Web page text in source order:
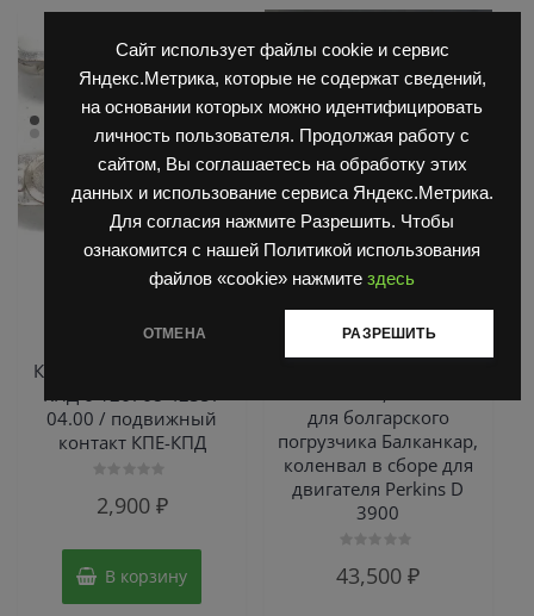
Сайт использует файлы cookie и сервис
Яндекс.Метрика, которые не содержат сведений,
на основании которых можно идентифицировать
личность пользователя. Продолжая работу с
сайтом, Вы соглашаетесь на обработку этих
данных и использование сервиса Яндекс.Метрика.
Для согласия нажмите Разрешить. Чтобы
ознакомится с нашей Политикой использования
файлов «cookie» нажмите здесь
ОТМЕНА РАЗРЕШИТЬ
Запчасти Балканкар ,
Погрузчик ЕВ 687,
Погрузчик ЕВ 735
Контактный мост КПЕ-
04.00 / подвижный
контакт КПЕ-КПД
02,900 ₽
В корзину
Двигатель Д3900,Запчасти
Балканкар,ТНВД
2500/3900
Коленчатый вал в
для болгарского
погрузчика Балканкар,
коленвал в сборе для
двигателя Perkins D
3900
0
43,500₽